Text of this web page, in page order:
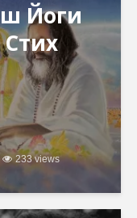
Йоги
Стих
233 views